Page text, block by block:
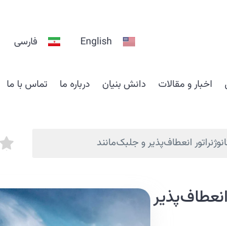
English فارسی
اخبار و مقالات دانش بنیان درباره ما تماس با ما
انعطاف‌پذیر و جلبک‌مانند